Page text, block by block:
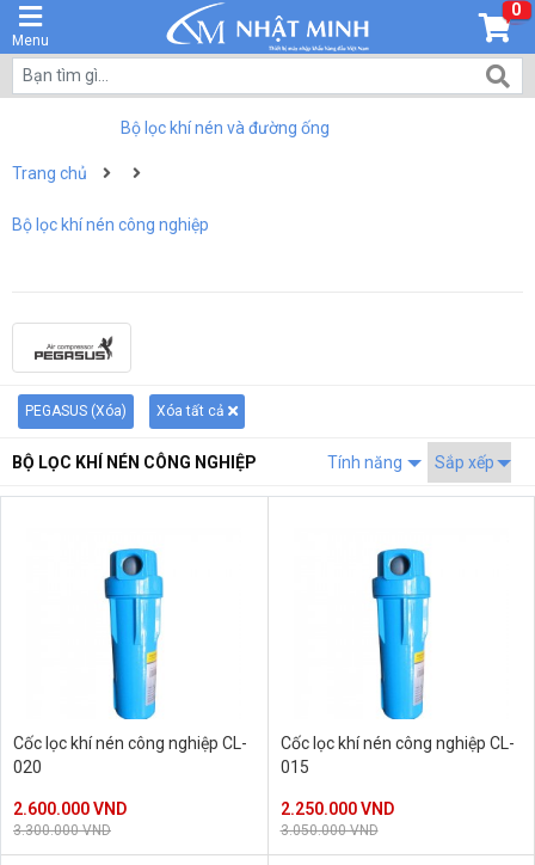
Menu
0
Trang chủ
Bộ lọc khí nén và đường ống
Bộ lọc khí nén công nghiệp
PEGASUS (Xóa) Xóa tất cả
BỘ LỌC KHÍ NÉN CÔNG NGHIỆP Tính năng
Cốc lọc khí nén công nghiệp CL-
020
2.600.000 VND
3.300.000 VND
Cốc lọc khí nén công nghiệp CL-
015
2.250.000 VND
3.050.000 VND